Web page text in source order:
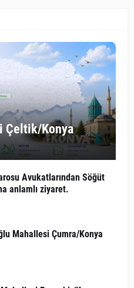
Çeltik/Konya
Avukatlarından Söğüt
anlamlı ziyaret.
Mahallesi Çumra/Konya